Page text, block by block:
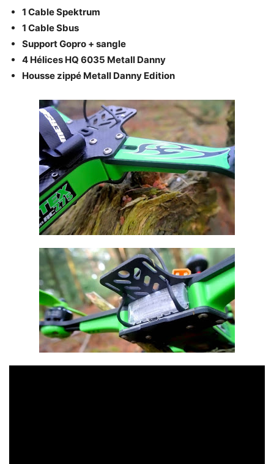
1 Cable Spektrum
1 Cable Sbus
Support Gopro + sangle
4 Hélices HQ 6035 Metall Danny
Housse zippé Metall Danny Edition